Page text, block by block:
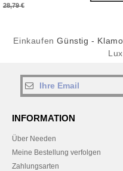
28,79 €
EinkaufenGünstig -
INFORMATION
Über Needen
Meine Bestellung verfolgen
Zahlungsarten